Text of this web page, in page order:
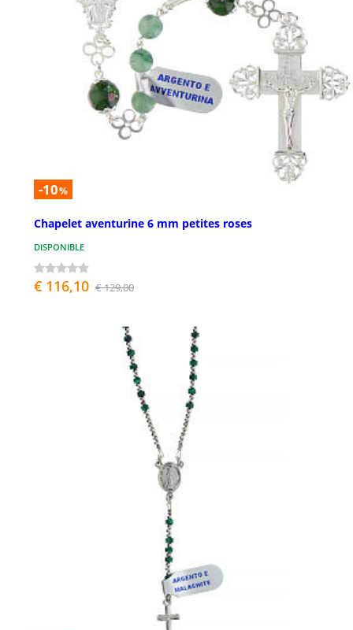
-10%
Chapelet aventurine 6 mm petites roses
DISPONIBLE
€ 116,10 € 129,00